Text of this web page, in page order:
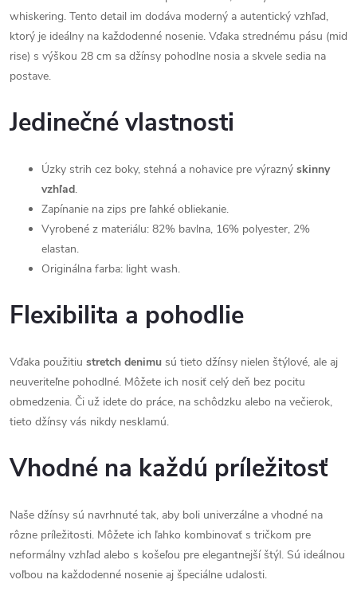
whiskering. Tento detail im dodáva moderný a autentický vzhľad,
ktorý je ideálny na každodenné nosenie. Vďaka strednému pásu (mid
rise) s výškou 28 cm sa džínsy pohodlne nosia a skvele sedia na
postave.
Jedinečné vlastnosti
Úzky strih cez boky, stehná a nohavice pre výrazný skinny
vzhľad.
Zapínanie na zips pre ľahké obliekanie.
Vyrobené z materiálu: 82% bavlna, 16% polyester, 2%
elastan.
Originálna farba: light wash.
Flexibilita a pohodlie
Vďaka použitiu stretch denimu sú tieto džínsy nielen štýlové, ale aj
neuveriteľne pohodlné. Môžete ich nosiť celý deň bez pocitu
obmedzenia. Či už idete do práce, na schôdzku alebo na večierok,
tieto džínsy vás nikdy nesklamú.
Vhodné na každú príležitosť
Naše džínsy sú navrhnuté tak, aby boli univerzálne a vhodné na
rôzne príležitosti. Môžete ich ľahko kombinovať s tričkom pre
neformálny vzhľad alebo s košeľou pre elegantnejší štýl. Sú ideálnou
voľbou na každodenné nosenie aj špeciálne udalosti.